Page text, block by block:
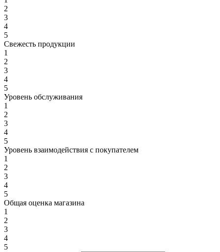
2
3
4
5
Свежесть продукции
1
2
3
4
5
Уровень обслуживания
1
2
3
4
5
Уровень взаимодействия с покупателем
1
2
3
4
5
Общая оценка магазина
1
2
3
4
5